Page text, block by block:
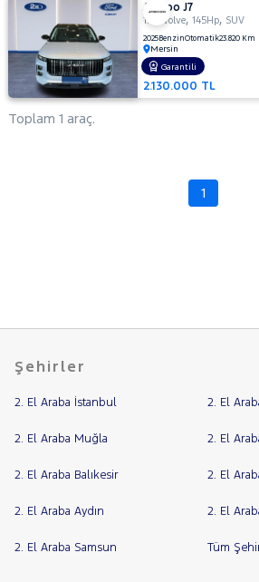
Tüm
Araçlar
AUDI
BMC
BMW
HONDA
HYUNDAI
ISUZU
J7
JEEP
Şehir
Yakıt
Türü
Jaecoo J7
1.6 Evolve,145Hp, SUV
2025BenzinOtomatik23.820 Km
Mersin
2.130.000 TL
Garantili
Toplam 1 araç.
1
Şehirler
2. El Araba İstanbul 2. El
2. El Araba Muğla 2. El
2. El Araba Balıkesir 2. El
2. El Araba Aydın 2. El
2. El Araba Samsun Tüm